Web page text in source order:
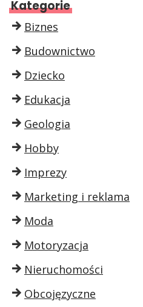
Kategorie
Biznes
Budownictwo
Dziecko
Edukacja
Geologia
Hobby
Imprezy
Marketing i reklama
Moda
Motoryzacja
Nieruchomości
Obcojęzyczne